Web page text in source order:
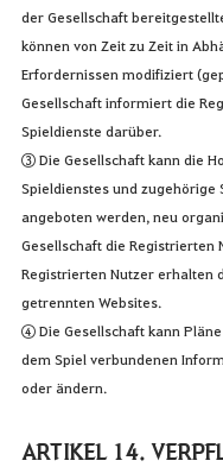
der Gesellschaft
können von Zeit zu Zeit in
Erfordernissen modifiziert
Gesellschaft informiert die
Spieldienste darüber.
③ Die Gesellschaft kann die
Spieldienstes und zugehörige
angeboten werden, neu
Gesellschaft die Registrierten
Registrierten Nutzer erhalten
getrennten Websites.
④ Die Gesellschaft kann
dem Spiel verbundenen
oder ändern.
ARTIKEL 14.